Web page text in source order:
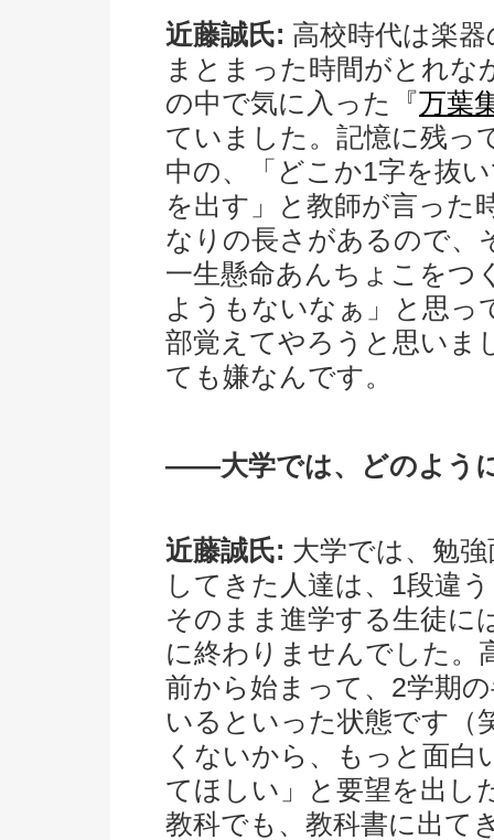
近藤誠氏: 高校時代は楽
まとまった時間がとれな
の中で気に入った『万葉
ていました。記憶に残っ
中の、「どこか1字を抜
を出す」と教師が言った
なりの長さがあるので、
一生懸命あんちょこをつ
ようもないなぁ」と思っ
部覚えてやろうと思いま
ても嫌なんです。
――大学では、どのよう
近藤誠氏: 大学では、勉
してきた人達は、1段違
そのまま進学する生徒に
に終わりませんでした。
前から始まって、2学期
いるといった状態です（
くないから、もっと面白
てほしい」と要望を出し
教科でも、教科書に出て